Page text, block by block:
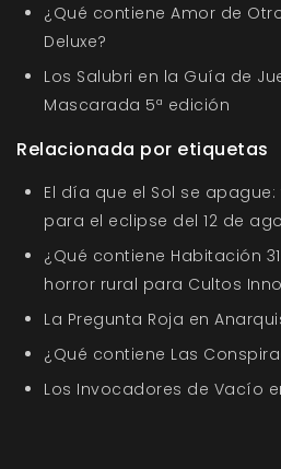
¿Qué contiene Amor de
Deluxe?
Los Salubri en la Guía de
Mascarada 5ª edición
Relacionada por etiquetas
El día que el Sol se
para el eclipse del 12 de
¿Qué contiene Habitación
horror rural para Cultos
La Pregunta Roja en
¿Qué contiene Las
Los Invocadores de Vacío